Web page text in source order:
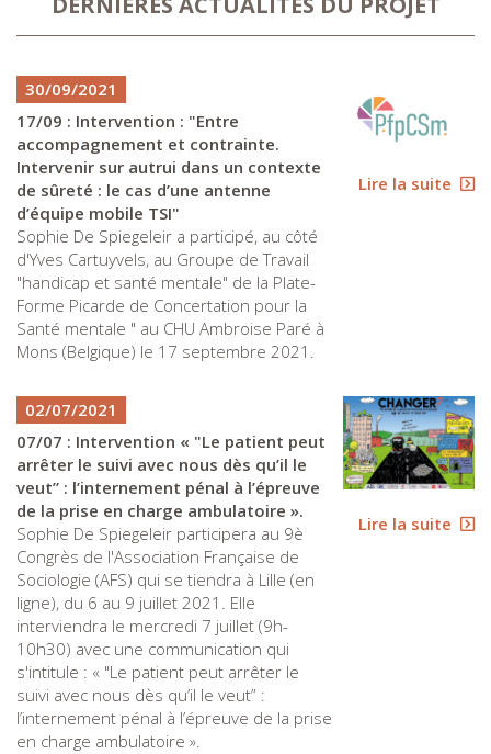
Lire la suite
30/09/2021
17/09 : Intervention : "Entre
accompagnement et contrainte.
Intervenir sur autrui dans un contexte
de sûreté : le cas d’une antenne
d’équipe mobile TSI"
Sophie De Spiegeleir a participé, au côté
d'Yves Cartuyvels, au Groupe de Travail
"handicap et santé mentale" de la Plate-
Forme Picarde de Concertation pour la
Santé mentale " au CHU Ambroise Paré à
Mons (Belgique) le 17 septembre 2021.
Lire la suite
02/07/2021
07/07 : Intervention « "Le patient peut
arrêter le suivi avec nous dès qu’il le
veut” : l’internement pénal à l’épreuve
de la prise en charge ambulatoire ».
Sophie De Spiegeleir participera au 9è
Congrès de l'Association Française de
Sociologie (AFS) qui se tiendra à Lille (en
ligne), du 6 au 9 juillet 2021. Elle
interviendra le mercredi 7 juillet (9h-
10h30) avec une communication qui
s'intitule : « "Le patient peut arrêter le
suivi avec nous dès qu’il le veut” :
l’internement pénal à l’épreuve de la prise
en charge ambulatoire ».